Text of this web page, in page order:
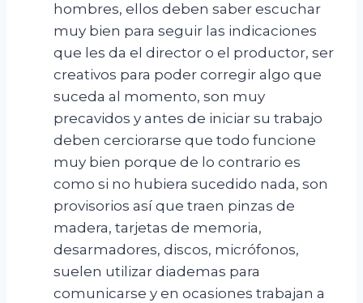
hombres, ellos deben saber escuchar
muy bien para seguir las indicaciones
que les da el director o el productor, ser
creativos para poder corregir algo que
suceda al momento, son muy
precavidos y antes de iniciar su trabajo
deben cerciorarse que todo funcione
muy bien porque de lo contrario es
como si no hubiera sucedido nada, son
provisorios así que traen pinzas de
madera, tarjetas de memoria,
desarmadores, discos, micrófonos,
suelen utilizar diademas para
comunicarse y en ocasiones trabajan a